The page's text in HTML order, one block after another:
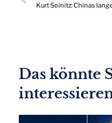
Das könnte